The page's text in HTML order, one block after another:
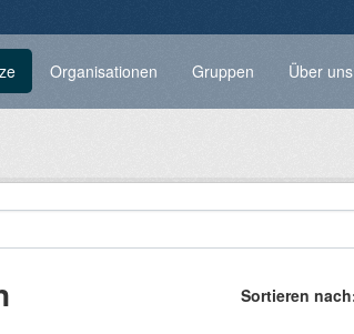
Organisationen Gruppen Über uns
Sortieren nach